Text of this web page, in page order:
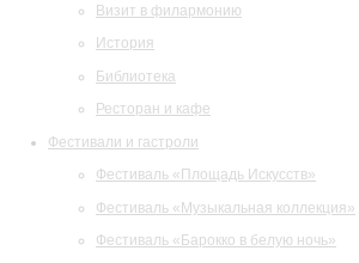
Визит в филармонию
История
Библиотека
Ресторан и кафе
Фестивали и гастроли
Фестиваль «Площадь Искусств»
Фестиваль «Музыкальная коллекция»
Фестиваль «Барокко в белую ночь»